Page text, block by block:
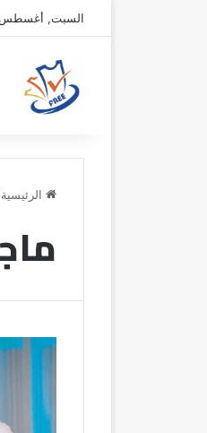
السبت, أغسطس 8 2026
الرئيسية